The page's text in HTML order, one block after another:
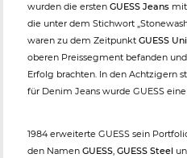
wurden die ersten GUESS Jeans
die unter dem Stichwort
waren zu dem Zeitpunkt GUESS
oberen Preissegment befanden
Erfolg brachten. In den Achtzigern
für Denim Jeans wurde GUESS
1984 erweiterte GUESS sein
den Namen GUESS, GUESS Steel